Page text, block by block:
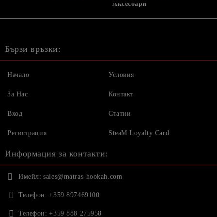
Аксесоари
Бързи връзки:
Начало
За Нас
Вход
Регистрация
Условия
Контакт
Статии
SteaM Loyalty Card
Информация за контакти:
Имейл: sales@matras-hookah.com
Телефон: +359 897469100
Телефон: +359 888 275958